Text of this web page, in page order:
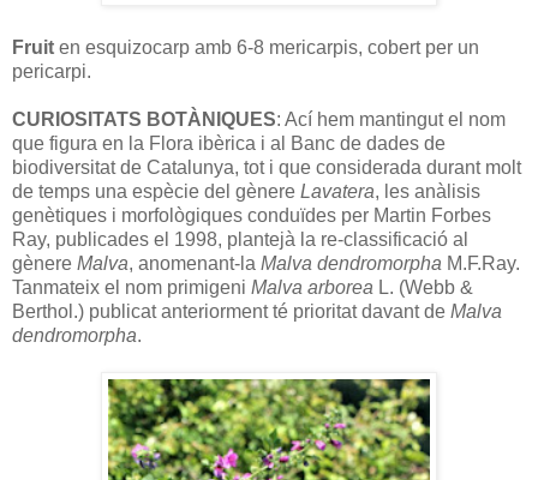
Fruit en esquizocarp amb 6-8 mericarpis, cobert per un
pericarpi.
CURIOSITATS BOTÀNIQUES: Ací hem mantingut el nom
que figura en la Flora ibèrica i al Banc de dades de
biodiversitat de Catalunya, tot i que considerada durant molt
de temps una espècie del gènere Lavatera, les anàlisis
genètiques i morfològiques conduïdes per Martin Forbes
Ray, publicades el 1998, plantejà la re-classificació al
gènere Malva, anomenant-la Malva dendromorpha M.F.Ray.
Tanmateix el nom primigeni Malva arborea L. (Webb &
Berthol.) publicat anteriorment té prioritat davant de Malva
dendromorpha.